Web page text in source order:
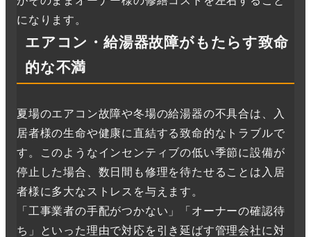
になります。
エアコン・給湯器故障がもたらす致命
的な不満
夏場のエアコン故障や冬場の給湯器の不具合は、入
居者様の生命や健康に直結する致命的なトラブルで
す。このようなインセンティブの低い季節に設備が
停止した場合、数日間も修理を待たせることは入居
者様に多大なストレスを与えます。
「工事業者の手配がつかない」「オーナーの確認待
ち」といった理由で対応を引き延ばす管理会社に対